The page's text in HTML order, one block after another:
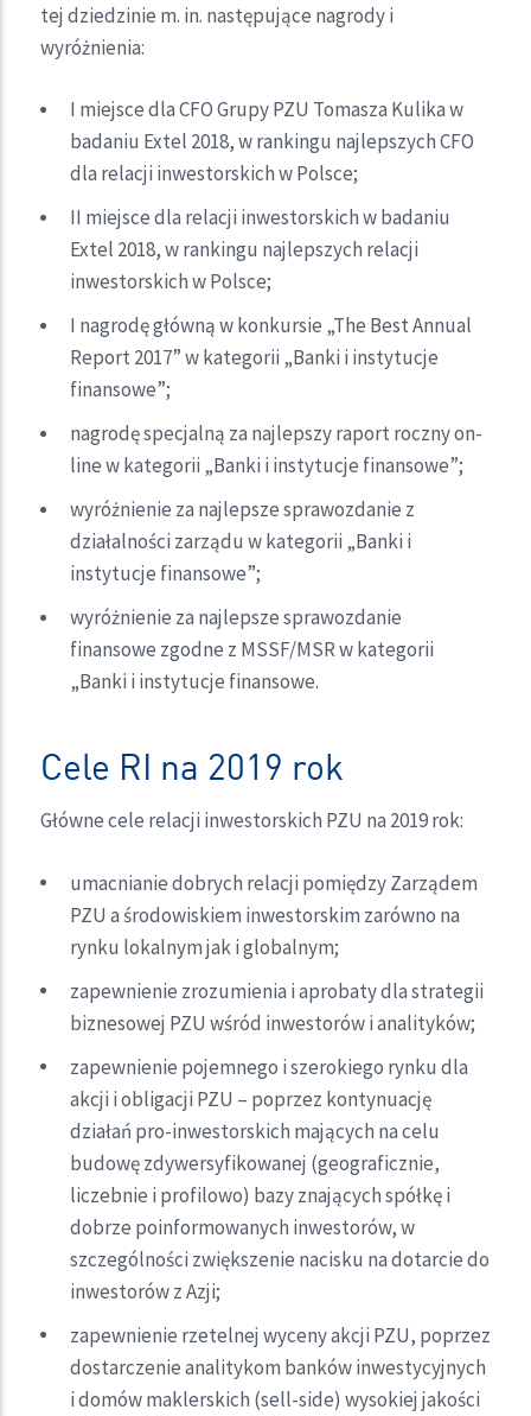
tej dziedzinie m. in. następujące nagrody i
wyróżnienia:
I miejsce dla CFO Grupy PZU Tomasza Kulika w
badaniu Extel 2018, w rankingu najlepszych CFO
dla relacji inwestorskich w Polsce;
II miejsce dla relacji inwestorskich w badaniu
Extel 2018, w rankingu najlepszych relacji
inwestorskich w Polsce;
I nagrodę główną w konkursie „The Best Annual
Report 2017” w kategorii „Banki i instytucje
finansowe”;
nagrodę specjalną za najlepszy raport roczny on-
line w kategorii „Banki i instytucje finansowe”;
wyróżnienie za najlepsze sprawozdanie z
działalności zarządu w kategorii „Banki i
instytucje finansowe”;
wyróżnienie za najlepsze sprawozdanie
finansowe zgodne z MSSF/MSR w kategorii
„Banki i instytucje finansowe.
Cele RI na 2019 rok
Główne cele relacji inwestorskich PZU na 2019 rok:
umacnianie dobrych relacji pomiędzy Zarządem
PZU a środowiskiem inwestorskim zarówno na
rynku lokalnym jak i globalnym;
zapewnienie zrozumienia i aprobaty dla strategii
biznesowej PZU wśród inwestorów i analityków;
zapewnienie pojemnego i szerokiego rynku dla
akcji i obligacji PZU – poprzez kontynuację
działań pro-inwestorskich mających na celu
budowę zdywersyfikowanej (geograficznie,
liczebnie i profilowo) bazy znających spółkę i
dobrze poinformowanych inwestorów, w
szczególności zwiększenie nacisku na dotarcie do
inwestorów z Azji;
zapewnienie rzetelnej wyceny akcji PZU, poprzez
dostarczenie analitykom banków inwestycyjnych
i domów maklerskich (sell-side) wysokiej jakości